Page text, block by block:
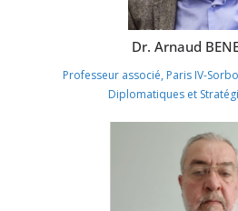
Dr. Arnaud
Professeur associé, Paris IV-
Diplomatiques et